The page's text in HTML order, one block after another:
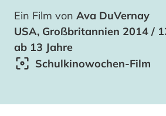
Ein Film von Ava DuVernay
USA, Großbritannien 2014 /
ab 13 Jahre
Schulkinowochen-Film